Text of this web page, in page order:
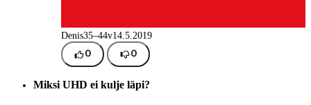
Denis35–44v14.5.2019
0 0
Miksi UHD ei kulje läpi?